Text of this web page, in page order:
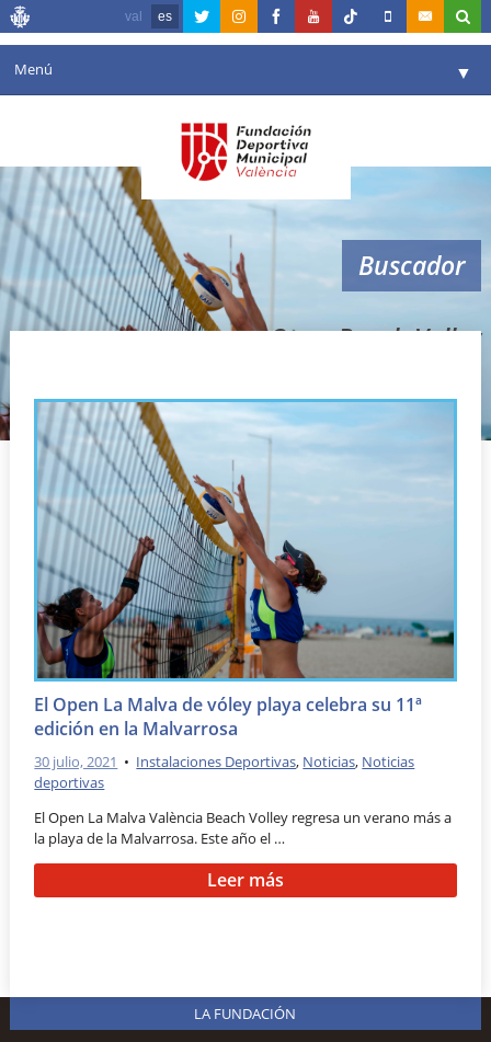
val es
Menú ▼
Agenda
Instalaciones
Comunicación ▼
Valencia en deporte
Reservas
Buscador
Open Beach Volley
El Open La Malva de vóley playa celebra su 11ª
edición en la Malvarrosa
30 julio, 2021 • Instalaciones Deportivas, Noticias, Noticias
deportivas
El Open La Malva València Beach Volley regresa un verano más a
la playa de la Malvarrosa. Este año el …
Leer más
LA FUNDACIÓN